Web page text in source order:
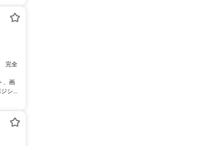
完全
、画
シ...